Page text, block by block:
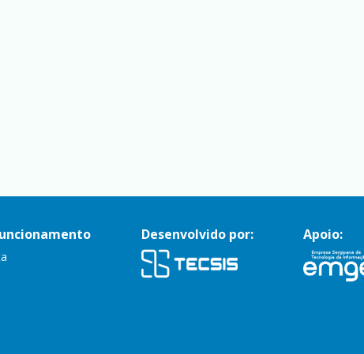
Desenvolvido por: Apoio: